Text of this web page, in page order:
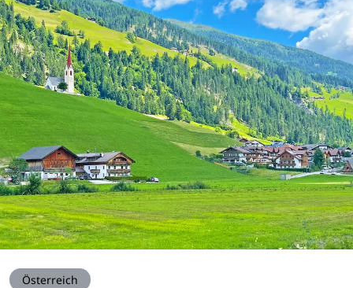
Österreich